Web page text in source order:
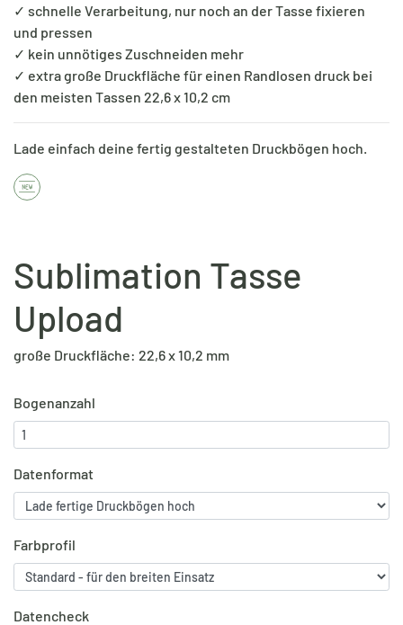
✓ schnelle Verarbeitung, nur noch an der Tasse fixieren
und pressen
✓ kein unnötiges Zuschneiden mehr
✓ extra große Druckfläche für einen Randlosen druck bei
den meisten Tassen 22,6 x 10,2 cm
Lade einfach deine fertig gestalteten Druckbögen hoch.
Sublimation Tasse
Upload
große Druckfläche: 22,6 x 10,2 mm
Bogenanzahl
Datenformat
Farbprofil
Datencheck